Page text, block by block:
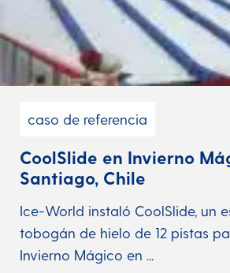
caso de referencia
CoolSlide en Invierno
Santiago, Chile
Ice-World instaló CoolSlide, un
tobogán de hielo de 12 pistas
Invierno Mágico en ...